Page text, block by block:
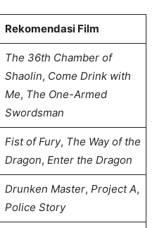
Rekomendasi Film
The 36th Chamber of
Shaolin, Come Drink with
Me, The One-Armed
Swordsman
Fist of Fury, The Way of the
Dragon, Enter the Dragon
Drunken Master, Project A,
Police Story